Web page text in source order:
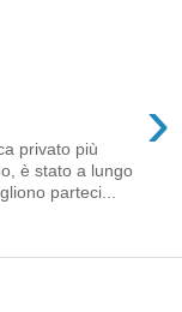
›
privato più
è stato a lungo
parteci...